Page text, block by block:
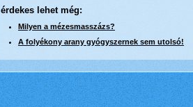
érdekes lehet még:
Milyen a mézesmasszázs?
A folyékony arany gyógyszernek sem utolsó!